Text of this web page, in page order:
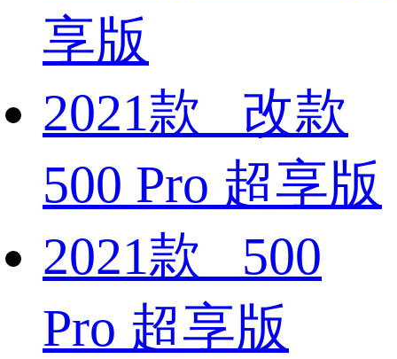
享版
2021款 改款
500 Pro 超享版
2021款 500
Pro 超享版